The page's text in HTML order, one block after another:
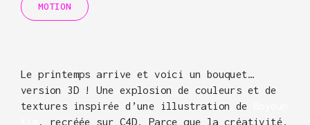
MOTION
Le printemps arrive et voici un bouquet…
version 3D ! Une explosion de couleurs et de
textures inspirée d’une illustration de
, recréée sur C4D. Parce que la créativité,